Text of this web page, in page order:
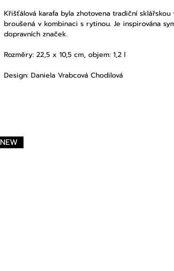
Křišťálová karafa byla zhotovena tradiční
broušená v kombinaci s rytinou. Je inspirována
dopravních značek.
Rozměry: 22,5 x 10,5 cm, objem: 1,2 l
Design: Daniela Vrabcová Chodilová
NEW